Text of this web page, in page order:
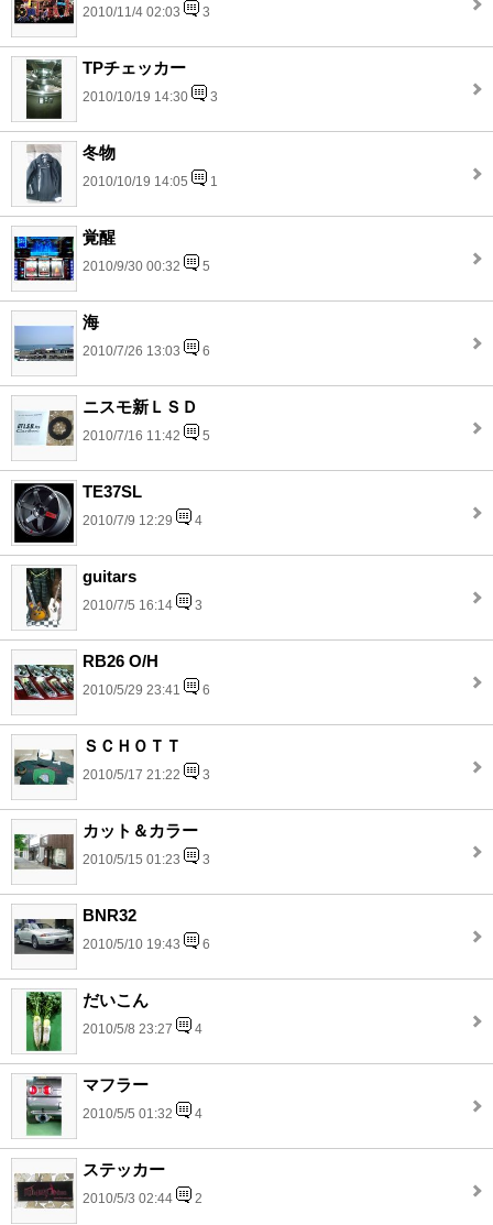
2010/11/4 02:03 3
TPチェッカー
2010/10/19 14:30 3
冬物
2010/10/19 14:05 1
覚醒
2010/9/30 00:32 5
海
2010/7/26 13:03 6
ニスモ新ＬＳＤ
2010/7/16 11:42 5
TE37SL
2010/7/9 12:29 4
guitars
2010/7/5 16:14 3
RB26 O/H
2010/5/29 23:41 6
ＳＣＨＯＴＴ
2010/5/17 21:22 3
カット＆カラー
2010/5/15 01:23 3
BNR32
2010/5/10 19:43 6
だいこん
2010/5/8 23:27 4
マフラー
2010/5/5 01:32 4
ステッカー
2010/5/3 02:44 2